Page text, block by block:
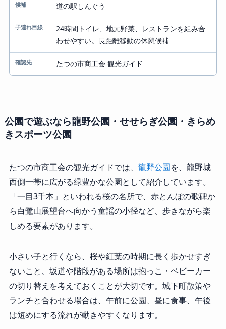
道の駅しんぐう
24時間トイレ、地元野菜、レストランを組み合
わせやすい。長距離移動の休憩候補
たつの市商工会 観光ガイド
公園で遊ぶなら龍野公園・せせらぎ公園・きらめ
きスポーツ公園
たつの市商工会の観光ガイドでは、 龍野公園を、龍野城
西側一帯に広がる緑豊かな公園として紹介しています。
「一目3千本」といわれる桜の名所で、赤とんぼの歌碑か
ら白鷺山展望台へ向かう童謡の小径など、歩きながら楽
しめる要素があります。
小さい子と行くなら、桜や紅葉の時期に長く歩かせすぎ
ないこと、坂道や階段がある場所は抱っこ・ベビーカー
の切り替えを考えておくことが大切です。城下町散策や
ランチと合わせる場合は、午前に公園、昼に食事、午後
は短めにする流れが動きやすくなります。